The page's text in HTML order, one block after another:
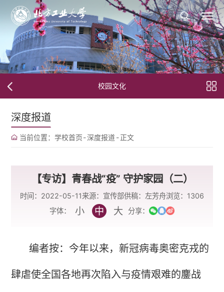
校园文化
深度报道
当前位置： 学校首页-深度报道-正文
【专访】青春战“疫” 守护家园（二）
时间：2022-05-11来源：宣传部供稿：左芳舟浏览： 1306
字体：
小 中 大 分享：
编者按：今年以来，新冠病毒奥密克戎的
肆虐使全国各地再次陷入与疫情艰难的鏖战